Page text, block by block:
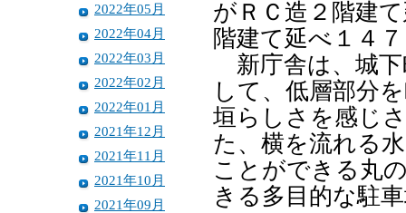
2022年05月
2022年04月
2022年03月
2022年02月
2022年01月
2021年12月
2021年11月
2021年10月
2021年09月
がＲＣ造２階建
階建て延べ１４
新庁舎は、城
して、低層部分
垣らしさを感じ
た、横を流れる
ことができる丸
きる多目的な駐